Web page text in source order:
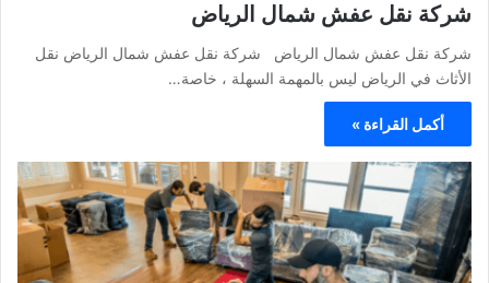
شركة نقل عفش شمال الرياض
شركة نقل عفش شمال الرياض شركة نقل عفش شمال الرياض نقل
الأثاث في الرياض ليس بالمهمة السهلة ، خاصة…
أكمل القراءة »